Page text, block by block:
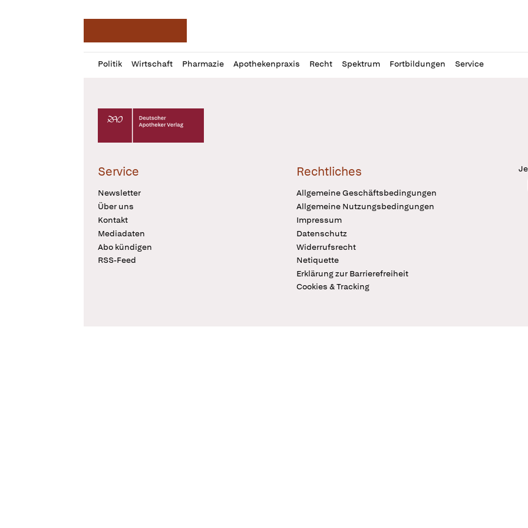
Politik Wirtschaft Pharmazie Apothekenpraxis Recht Spektrum Fortbildungen Service
Profil
öffnen
Daz
Pur
Deutscher Apotheker Verlag Logo
Service
Newsletter
Über uns
Kontakt
Mediadaten
Abo kündigen
RSS-Feed
Rechtliches
Allgemeine Geschäftsbedingungen
Allgemeine Nutzungsbedingungen
Impressum
Datenschutz
Widerrufsrecht
Netiquette
Erklärung zur Barrierefreiheit
Cookies & Tracking